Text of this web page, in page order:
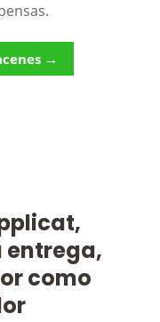
→
entrega,
como